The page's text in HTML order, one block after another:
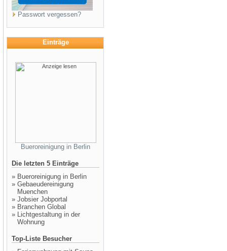
Passwort vergessen?
Einträge
Bueroreinigung in Berlin
Die letzten 5 Einträge
» Bueroreinigung in Berlin
» Gebaeudereinigung
Muenchen
» Jobsier Jobportal
» Branchen Global
» Lichtgestaltung in der
Wohnung
Top-Liste Besucher